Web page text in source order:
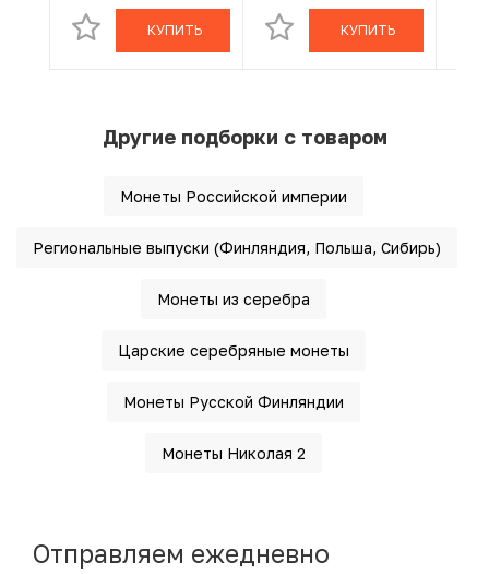
КУПИТЬ КУПИТЬ
Другие подборки с товаром
Монеты Российской империи
Региональные выпуски (Финляндия, Польша, Сибирь)
Монеты из серебра
Царские серебряные монеты
Монеты Русской Финляндии
Монеты Николая 2
Отправляем ежедневно